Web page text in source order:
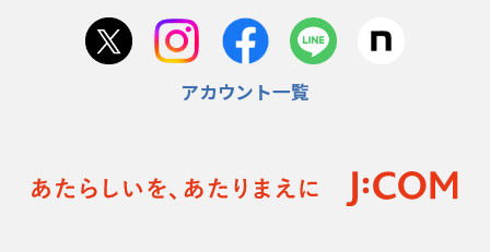
首位スピアーズ、充実の攻撃力 「湧き出る」パスでトライ量産
2026年1月8日(木)更新
ルディケ「15番はゲームドライバ
アカウント一覧